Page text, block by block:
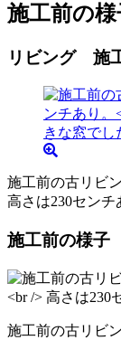
施工前の様
リビング 施
施工前の古リビ
高さは230センチ
施工前の様子
施工前の古リビ